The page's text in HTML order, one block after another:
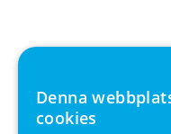
Denna
cookies